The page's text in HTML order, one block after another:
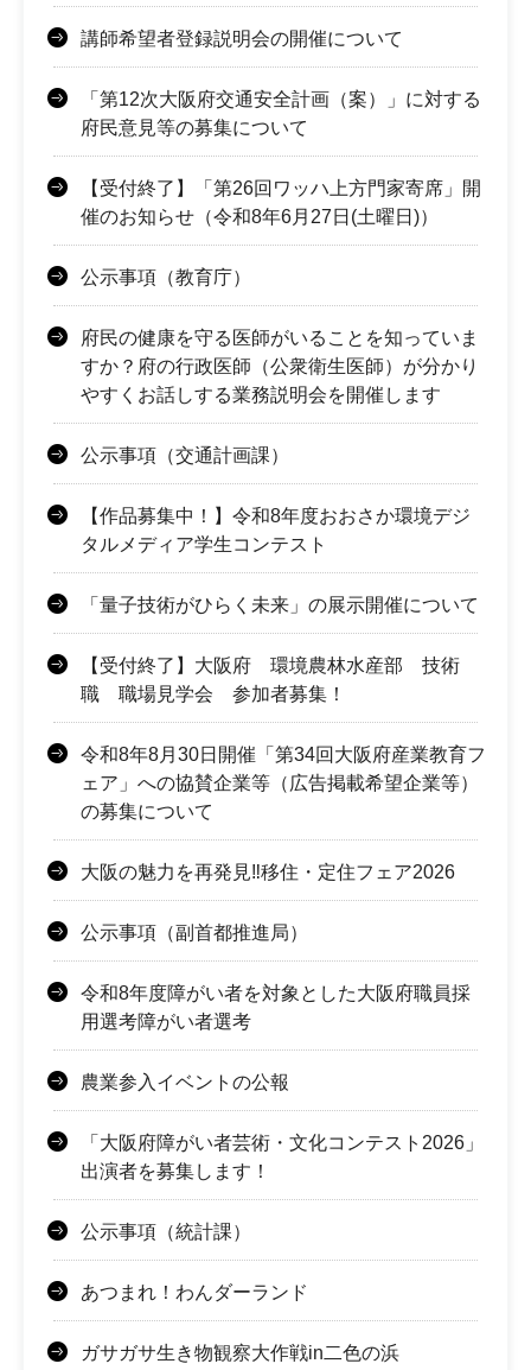
講師希望者登録説明会の開催について
「第12次大阪府交通安全計画（案）」に対する
府民意見等の募集について
【受付終了】「第26回ワッハ上方門家寄席」開
催のお知らせ（令和8年6月27日(土曜日)）
公示事項（教育庁）
府民の健康を守る医師がいることを知っていま
すか？府の行政医師（公衆衛生医師）が分かり
やすくお話しする業務説明会を開催します
公示事項（交通計画課）
【作品募集中！】令和8年度おおさか環境デジ
タルメディア学生コンテスト
「量子技術がひらく未来」の展示開催について
【受付終了】大阪府 環境農林水産部 技術
職 職場見学会 参加者募集！
令和8年8月30日開催「第34回大阪府産業教育フ
ェア」への協賛企業等（広告掲載希望企業等）
の募集について
大阪の魅力を再発見‼移住・定住フェア2026
公示事項（副首都推進局）
令和8年度障がい者を対象とした大阪府職員採
用選考障がい者選考
農業参入イベントの公報
「大阪府障がい者芸術・文化コンテスト2026」
出演者を募集します！
公示事項（統計課）
あつまれ！わんダーランド
ガサガサ生き物観察大作戦in二色の浜